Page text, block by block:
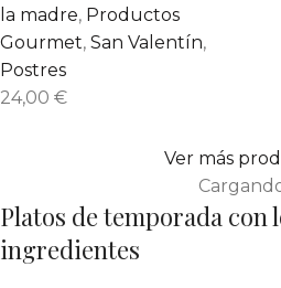
la madre, Productos
Gourmet, San Valentín,
Postres
24,00 €
Ver más
Platos de temporada con
ingredientes